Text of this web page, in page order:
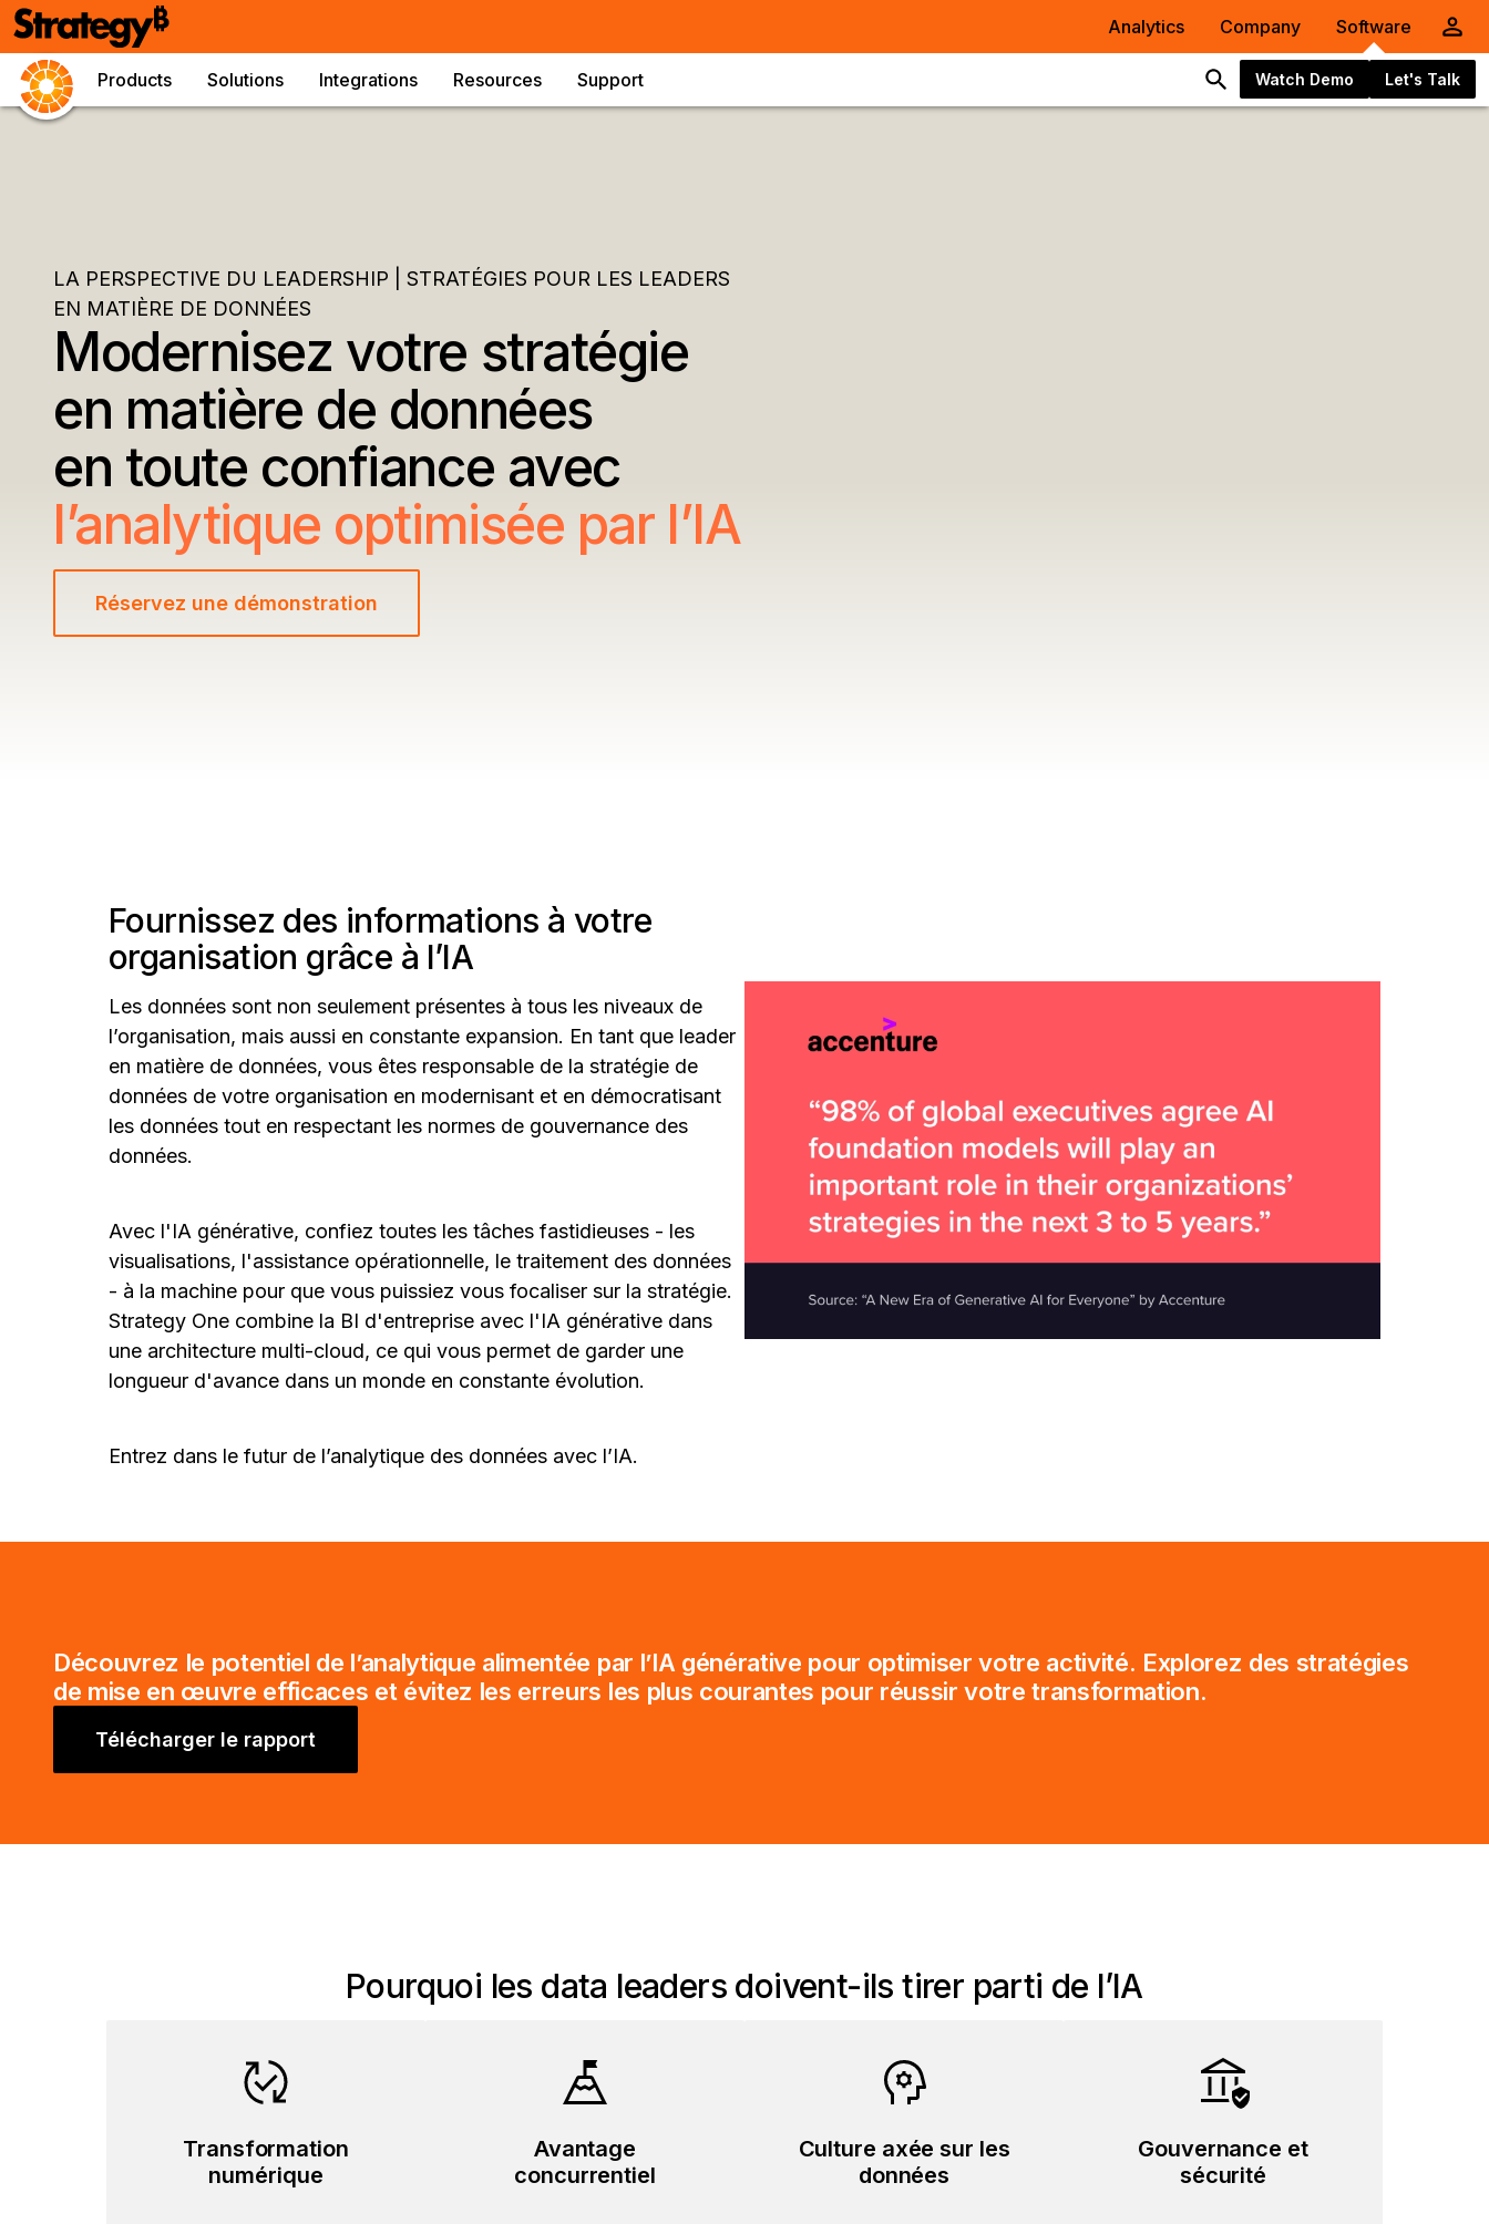
Analytics Company Software
Products Solutions Integrations Resources Support Watch Demo Let's Talk
LA PERSPECTIVE DU LEADERSHIP | STRATÉGIES POUR LES LEADERS
EN MATIÈRE DE DONNÉES
Modernisez votre stratégie
en matière de données
en toute confiance avec
l’analytique optimisée par l’IA
Réservez une démonstration
Fournissez des informations à votre
organisation grâce à l’IA
Les données sont non seulement présentes à tous les niveaux de
l’organisation, mais aussi en constante expansion. En tant que leader
en matière de données, vous êtes responsable de la stratégie de
données de votre organisation en modernisant et en démocratisant
les données tout en respectant les normes de gouvernance des
données.
Avec l'IA générative, confiez toutes les tâches fastidieuses - les
visualisations, l'assistance opérationnelle, le traitement des données
- à la machine pour que vous puissiez vous focaliser sur la stratégie.
Strategy One combine la BI d'entreprise avec l'IA générative dans
une architecture multi-cloud, ce qui vous permet de garder une
longueur d'avance dans un monde en constante évolution.
Entrez dans le futur de l’analytique des données avec l’IA.
Découvrez le potentiel de l’analytique alimentée par l’IA générative pour optimiser votre activité. Explorez des stratégies
de mise en œuvre efficaces et évitez les erreurs les plus courantes pour réussir votre transformation.
Télécharger le rapport
Pourquoi les data leaders doivent-ils tirer parti de l’IA
Transformation
numérique
Avantage
concurrentiel
Culture axée sur les
données
Gouvernance et
sécurité